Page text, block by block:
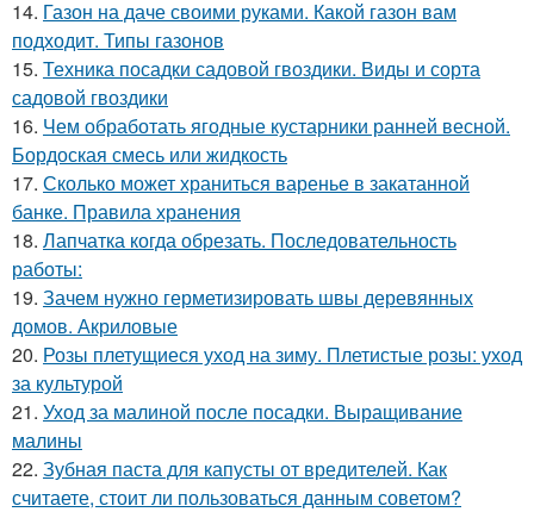
14. Газон на даче своими руками. Какой газон вам
подходит. Типы газонов
15. Техника посадки садовой гвоздики. Виды и сорта
садовой гвоздики
16. Чем обработать ягодные кустарники ранней весной.
Бордоская смесь или жидкость
17. Сколько может храниться варенье в закатанной
банке. Правила хранения
18. Лапчатка когда обрезать. Последовательность
работы:
19. Зачем нужно герметизировать швы деревянных
домов. Акриловые
20. Розы плетущиеся уход на зиму. Плетистые розы: уход
за культурой
21. Уход за малиной после посадки. Выращивание
малины
22. Зубная паста для капусты от вредителей. Как
считаете, стоит ли пользоваться данным советом?